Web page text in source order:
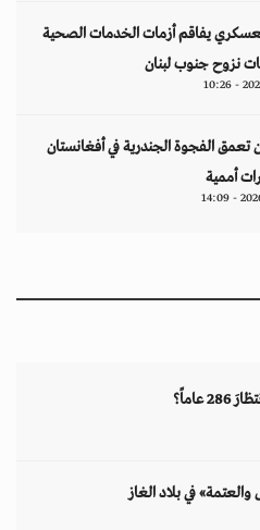
يفاقم أزمات الخدمات الصحية
نزوح جنوب لبنان
تعمق الفجوة الجندرية في أفغانستان
أممية
عاماً؟
في بلاد الغاز